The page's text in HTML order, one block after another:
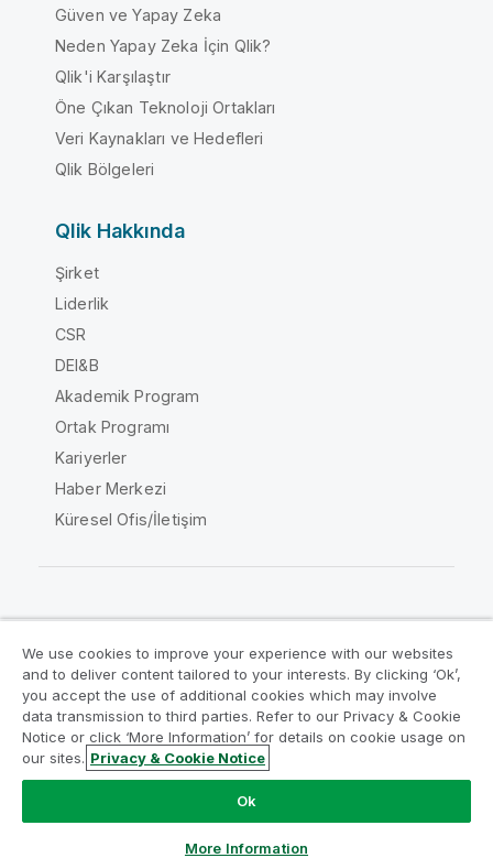
Güven ve Yapay Zeka
Neden Yapay Zeka İçin Qlik?
Qlik'i Karşılaştır
Öne Çıkan Teknoloji Ortakları
Veri Kaynakları ve Hedefleri
Qlik Bölgeleri
Qlik Hakkında
Şirket
Liderlik
CSR
DEI&B
Akademik Program
Ortak Programı
Kariyerler
Haber Merkezi
Küresel Ofis/İletişim
Yasal sözleşmeler
Ürün Koşulları
Legal Policies
Legal Policies
Kullanım koşulları
Ticari markalar
Do Not Share My Info
Telif Hakkı © 1993-2026 QlikTech International AB. Tüm
We use cookies to improve your experience with our websites
and to deliver content tailored to your interests. By clicking ‘Ok’,
you accept the use of additional cookies which may involve
data transmission to third parties. Refer to our Privacy & Cookie
Notice or click ‘More Information’ for details on cookie usage on
our sites. Privacy & Cookie Notice
Ok
More Information